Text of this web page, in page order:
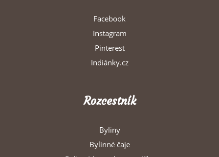
Facebook
Instagram
Pinterest
Indiánky.cz
Rozcestník
Byliny
Bylinné čaje